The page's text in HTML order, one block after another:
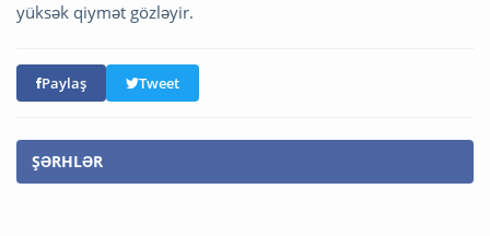
yüksək qiymət gözləyir.
Paylaş Tweet
ŞƏRHLƏR